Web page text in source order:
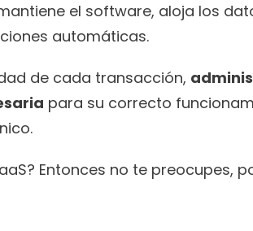
el software, aloja los
automáticas.
de cada transacción,
para su correcto
Entonces no te preocupes,